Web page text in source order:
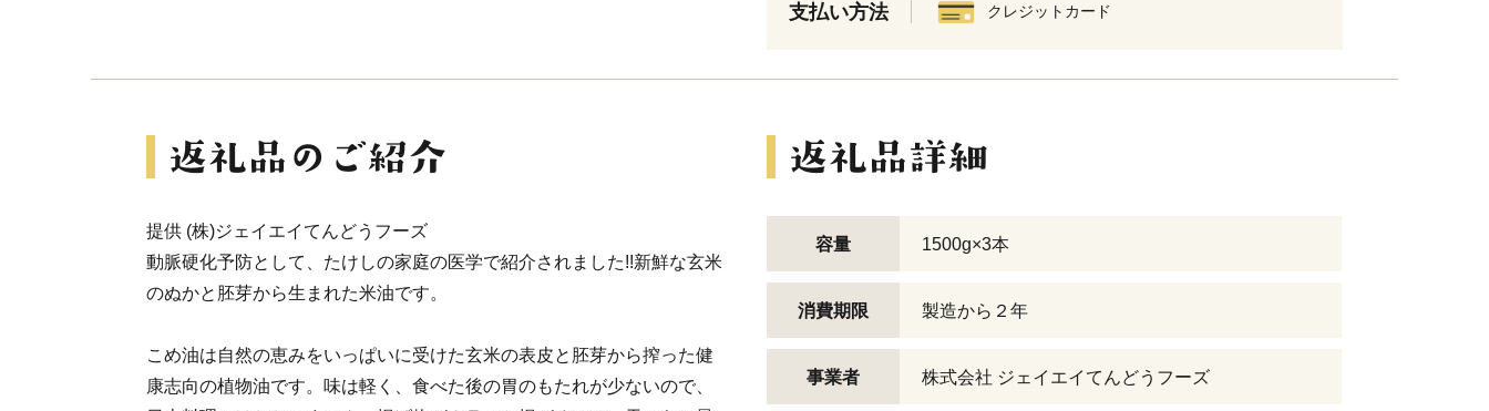
支払い方法 クレジットカード
提供 (株)ジェイエイてんどうフーズ
動脈硬化予防として、たけしの家庭の医学で紹介されました!!新鮮な玄米
のぬかと胚芽から生まれた米油です。
こめ油は自然の恵みをいっぱいに受けた玄米の表皮と胚芽から搾った健
康志向の植物油です。味は軽く、食べた後の胃のもたれが少ないので、
容量 1500g×3本
消費期限 製造から２年
事業者 株式会社 ジェイエイてんどうフーズ